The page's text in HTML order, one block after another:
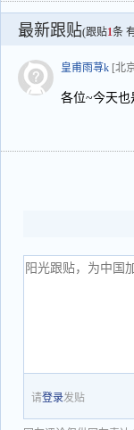
最新跟贴(跟贴1条
皇甫雨荨k [北
各位~今天也
请登录发贴